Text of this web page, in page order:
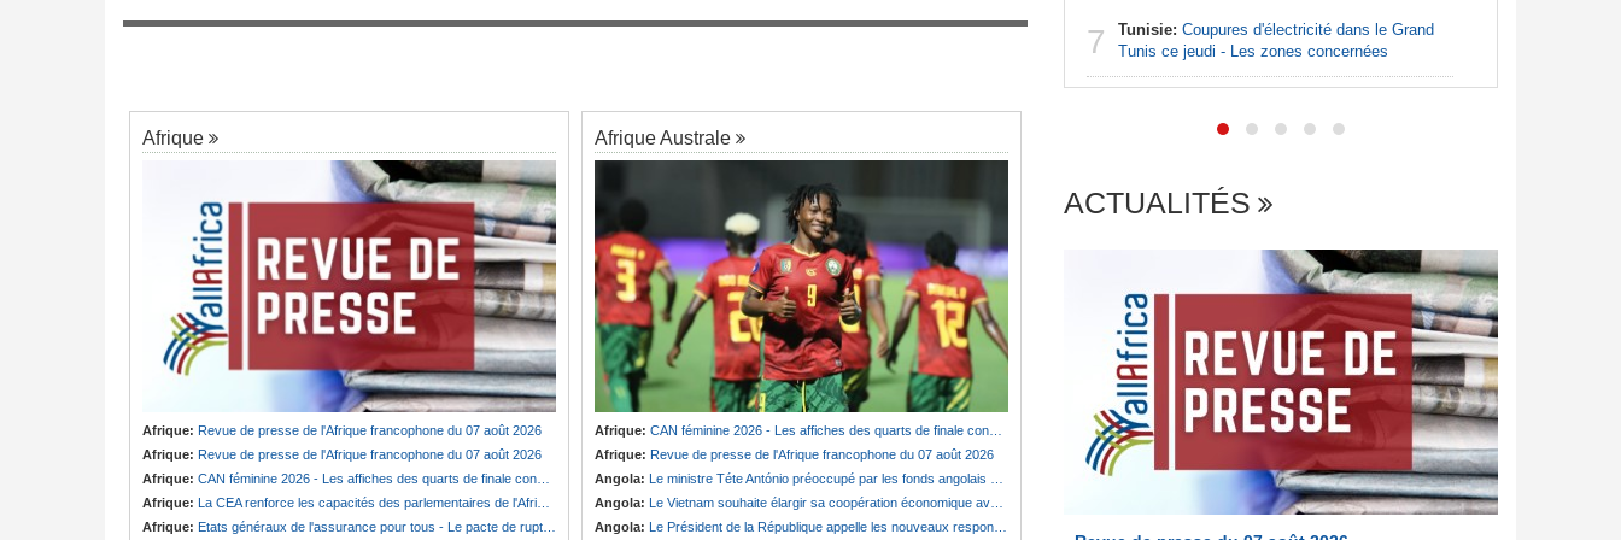
Afrique
Afrique: Revue de presse de l'Afrique francophone du 07 août 2026
Afrique: Revue de presse de l'Afrique francophone du 07 août 2026
Afrique: CAN féminine 2026 - Les affiches des quarts de finale connues
Afrique: La CEA renforce les capacités des parlementaires de l'Afrique de l'Est
Afrique: Etats généraux de l'assurance pour tous - Le pacte de rupture
Afrique Australe
Afrique: CAN féminine 2026 - Les affiches des quarts de finale connues
Afrique: Revue de presse de l'Afrique francophone du 07 août 2026
Angola: Le ministre Téte António préoccupé par les fonds angolais bloqués en Suisse
Angola: Le Vietnam souhaite élargir sa coopération économique avec le pays
Angola: Le Président de la République appelle les nouveaux responsables à renforcer l'action de l'Exécutif
Cameroun:Absence prolongée de Biya - Le
Afrique:Revue de presse de l'Afrique
7 Tunisie: Coupures d'électricité dans le Grand
Tunis ce jeudi - Les zones concernées
ACTUALITÉS